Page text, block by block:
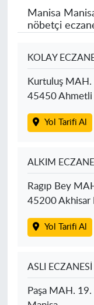
Manisa
nöbetçi
KOLAY
Kurtuluş
45450 Ahmetli
Yol Tarifi Al
ALKIM
Ragıp Bey
45200 Akhisar
Yol Tarifi Al
ASLI ECZANESİ
Paşa MAH.